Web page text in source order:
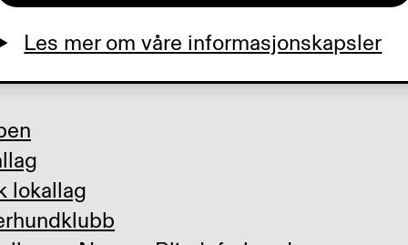
lokallag
Les mer om våre informasjonskapsler